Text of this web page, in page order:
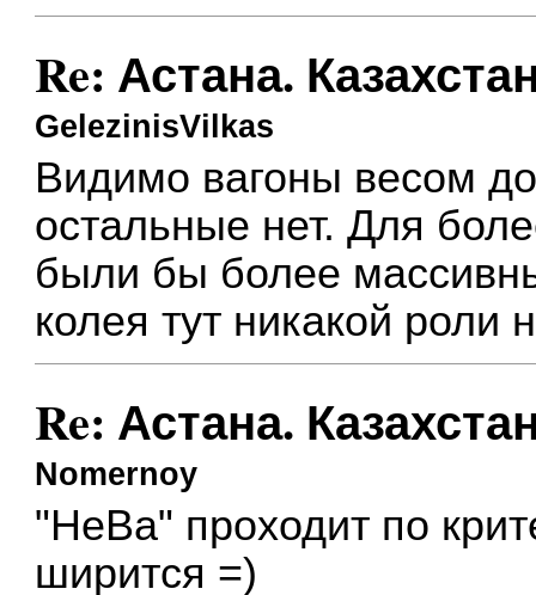
Re: Астана.
GelezinisVilkas
Видимо вагоны весом
остальные нет. Для
были бы более
колея тут никакой роли
Re: Астана.
Nomernoy
"НеВа" проходит по
ширится =)